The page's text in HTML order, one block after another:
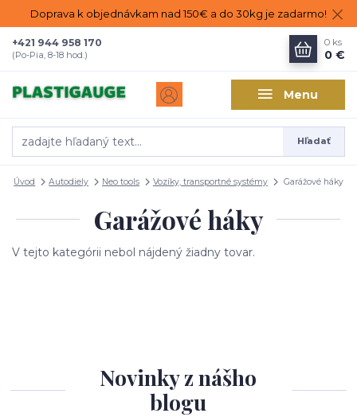
Doprava k objednávkam nad 150€ a do 30kg je zadarmo!
Menu
Hľadať
+421 944 958 170
(Po-Pia, 8-18 hod.)
0 ks
0 €
Úvod Autodiely Neo tools Vozíky, transportné systémy Garážové háky
Garážové háky
V tejto kategórii nebol nájdený žiadny tovar.
Novinky z nášho
blogu